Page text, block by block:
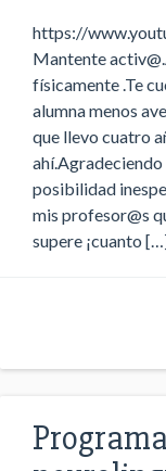
https://
Mantente
físicamente .Te
alumna menos
que llevo cuatro
ahí.Agradeciendo
posibilidad
mis profesor@s
supere ¡cuanto